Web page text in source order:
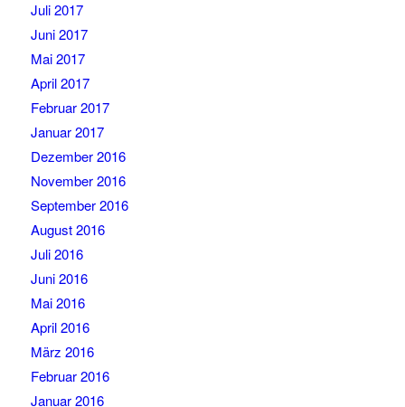
Juli 2017
Juni 2017
Mai 2017
April 2017
Februar 2017
Januar 2017
Dezember 2016
November 2016
September 2016
August 2016
Juli 2016
Juni 2016
Mai 2016
April 2016
März 2016
Februar 2016
Januar 2016